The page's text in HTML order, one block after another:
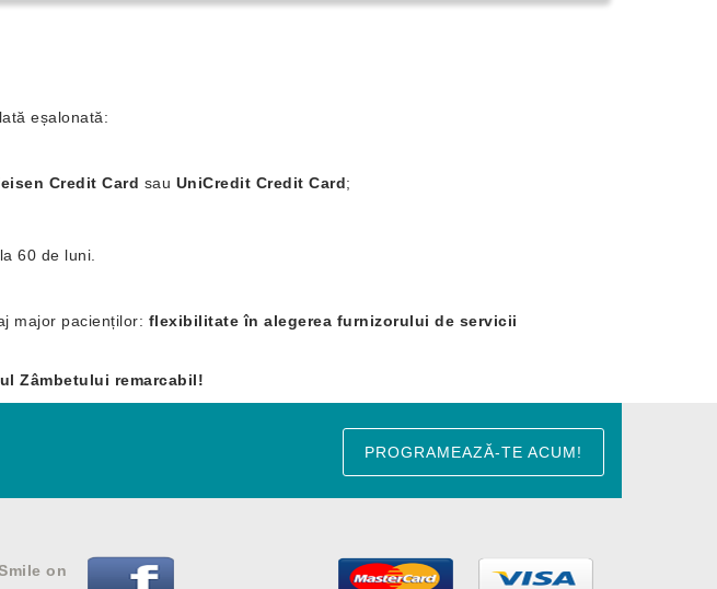
eșalonată:
Credit Card sau UniCredit Credit Card;
60 de luni.
major pacienților: flexibilitate în alegerea furnizorului de servicii
Zâmbetului remarcabil!
PROGRAMEAZĂ-TE ACUM!
on